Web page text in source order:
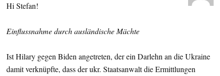
Hi Stefan!
Einflussnahme durch ausländische Mächte
Ist Hilary gegen Biden angetreten, der ein Darlehn an die Ukraine
damit verknüpfte, dass der ukr. Staatsanwalt die Ermittlungen